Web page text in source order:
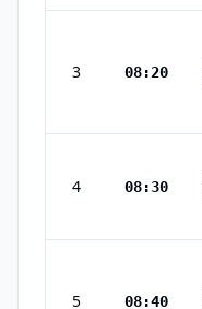
3 08:20
4 08:30
5 08:40